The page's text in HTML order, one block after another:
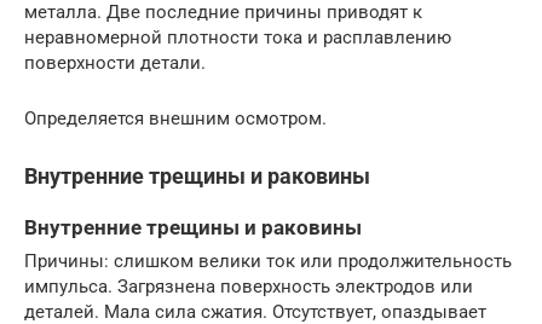
металла. Две последние причины приводят к
неравномерной плотности тока и расплавлению
поверхности детали.
Определяется внешним осмотром.
Внутренние трещины и раковины
Внутренние трещины и раковины
Причины: слишком велики ток или продолжительность
импульса. Загрязнена поверхность электродов или
деталей. Мала сила сжатия. Отсутствует, опаздывает